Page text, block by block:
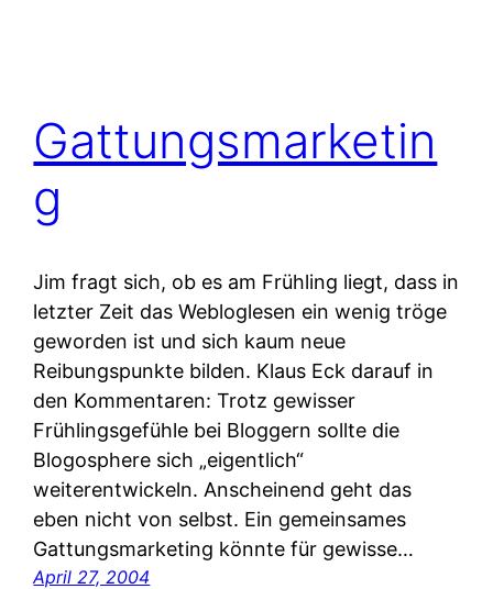
Gattungsmarketin
g
Jim fragt sich, ob es am Frühling liegt, dass in
letzter Zeit das Webloglesen ein wenig tröge
geworden ist und sich kaum neue
Reibungspunkte bilden. Klaus Eck darauf in
den Kommentaren: Trotz gewisser
Frühlingsgefühle bei Bloggern sollte die
Blogosphere sich „eigentlich“
weiterentwickeln. Anscheinend geht das
eben nicht von selbst. Ein gemeinsames
Gattungsmarketing könnte für gewisse…
April 27, 2004